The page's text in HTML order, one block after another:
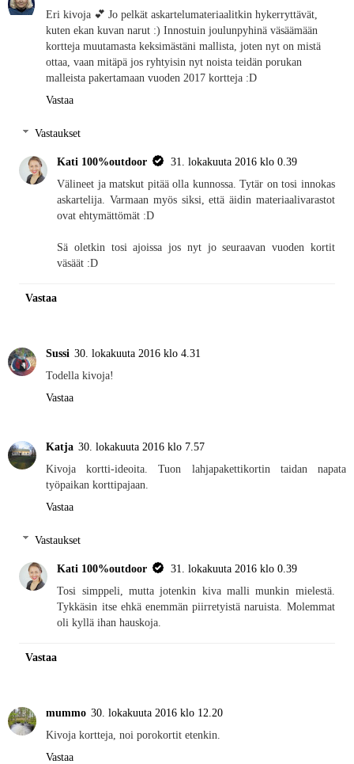
Eri kivoja 💕 Jo pelkät askartelumateriaalitkin hykerryttävät,
kuten ekan kuvan narut :) Innostuin joulunpyhinä väsäämään
kortteja muutamasta keksimästäni mallista, joten nyt on mistä
ottaa, vaan mitäpä jos ryhtyisin nyt noista teidän porukan
malleista pakertamaan vuoden 2017 kortteja :D
Vastaa
Vastaukset
Kati 100%outdoor
31. lokakuuta 2016 klo 0.39
Välineet ja matskut pitää olla kunnossa. Tytär on tosi innokas
askartelija. Varmaan myös siksi, että äidin materiaalivarastot
ovat ehtymättömät :D
Sä oletkin tosi ajoissa jos nyt jo seuraavan vuoden kortit
väsäät :D
Vastaa
Sussi 30. lokakuuta 2016 klo 4.31
Todella kivoja!
Vastaa
Katja 30. lokakuuta 2016 klo 7.57
Kivoja kortti-ideoita. Tuon lahjapakettikortin taidan napata
työpaikan korttipajaan.
Vastaa
Vastaukset
Kati 100%outdoor
31. lokakuuta 2016 klo 0.39
Tosi simppeli, mutta jotenkin kiva malli munkin mielestä.
Tykkäsin itse ehkä enemmän piirretyistä naruista. Molemmat
oli kyllä ihan hauskoja.
Vastaa
mummo 30. lokakuuta 2016 klo 12.20
Kivoja kortteja, noi porokortit etenkin.
Vastaa